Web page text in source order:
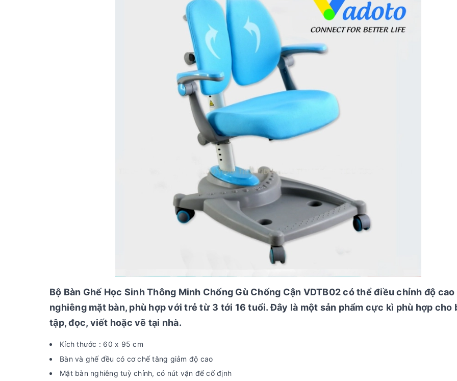
Bộ Bàn Ghế Học Sinh Thông Minh Chống Gù Chống Cận VDTB02 có thể điều chỉnh độ cao
nghiêng mặt bàn, phù hợp với trẻ từ 3 tới 16 tuổi. Đây là một sản phẩm cực kì phù hợp cho
tập, đọc, viết hoặc vẽ tại nhà.
Kích thước : 60 x 95 cm
Bàn và ghế đều có cơ chế tăng giảm độ cao
Mặt bàn nghiêng tuỳ chỉnh, có nút vặn để cố định